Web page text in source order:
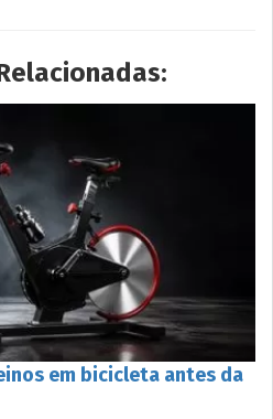
em bicicleta antes da